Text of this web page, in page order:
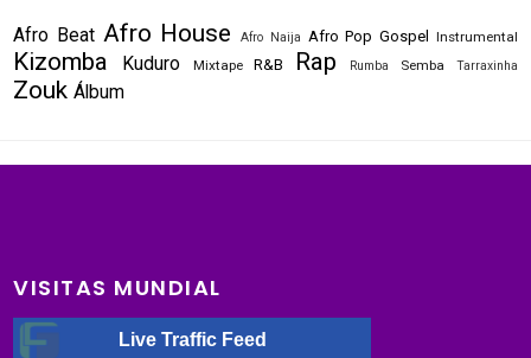
Afro Beat Afro House Afro Naija Afro Pop Gospel Instrumental
Kizomba Kuduro Mixtape R&B Rap Rumba Semba Tarraxinha
Zouk Álbum
VISITAS MUNDIAL
Live Traffic Feed